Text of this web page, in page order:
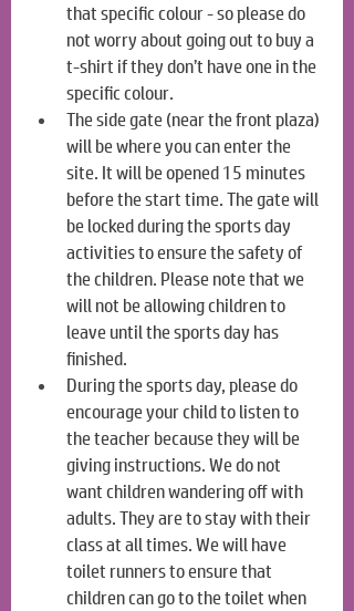
that specific colour - so please do
not worry about going out to buy a
t-shirt if they don’t have one in the
specific colour.
The side gate (near the front plaza)
will be where you can enter the
site. It will be opened 15 minutes
before the start time. The gate will
be locked during the sports day
activities to ensure the safety of
the children. Please note that we
will not be allowing children to
leave until the sports day has
finished.
During the sports day, please do
encourage your child to listen to
the teacher because they will be
giving instructions. We do not
want children wandering off with
adults. They are to stay with their
class at all times. We will have
toilet runners to ensure that
children can go to the toilet when